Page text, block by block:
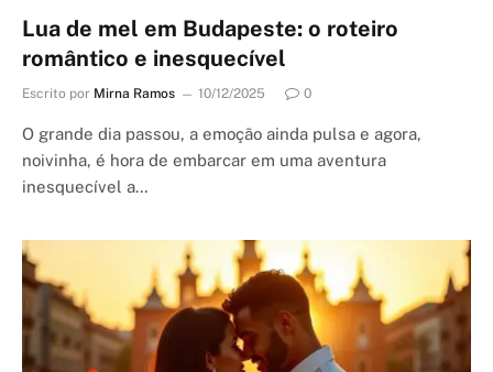
Lua de mel em Budapeste: o roteiro
romântico e inesquecível
Escrito por Mirna Ramos 10/12/2025 0
O grande dia passou, a emoção ainda pulsa e agora,
noivinha, é hora de embarcar em uma aventura
inesquecível a…